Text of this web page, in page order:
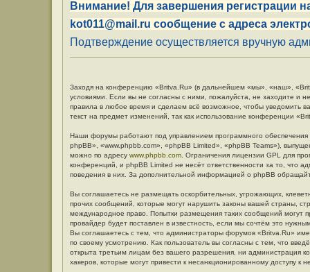
Внимание! Для завершения регистрации
kot011@mail.ru сообщение с адреса
Подтверждение осуществляется вручную
Заходя на конференцию «Britva.Ru» (в дальнейшем «мы», «наш»,
условиями. Если вы не согласны с ними, пожалуйста, не заходите и
правила в любое время и сделаем всё возможное, чтобы уведомить
текст на предмет изменений, так как использование конференции
Наши форумы работают под управлением программного
phpBB», «www.phpbb.com», «phpBB Limited», «phpBB Teams»),
можно по адресу www.phpbb.com . Ограничения лицензии GPL для
конференций, и phpBB Limited не несёт ответственности за то, что
поведения в них. За дополнительной информацией о phpBB
Вы соглашаетесь не размещать оскорбительных, угрожающих,
прочих сообщений, которые могут нарушить законы вашей страны,
международное право. Попытки размещения таких сообщений
провайдер будет поставлен в известность, если мы сочтём это
Вы соглашаетесь с тем, что администраторы форумов «Britva.Ru»
по своему усмотрению. Как пользователь вы согласны с тем, что
открыта третьим лицам без вашего разрешения, ни администрация
хакеров, которые могут привести к несанкционированному доступу к